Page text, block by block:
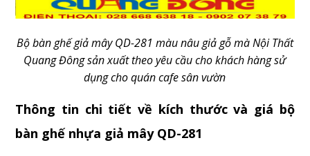
Bộ bàn ghế giả mây QD-281 màu nâu giả gỗ mà Nội Thất
Quang Đông sản xuất theo yêu cầu cho khách hàng sử
dụng cho quán cafe sân vườn
Thông tin chi tiết về kích thước và giá bộ
bàn ghế nhựa giả mây QD-281